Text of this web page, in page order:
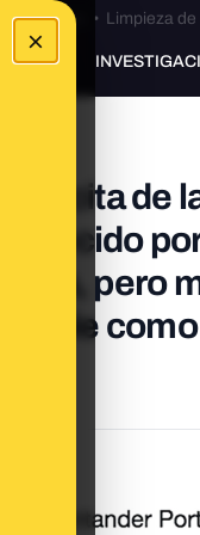
×
Bulos Ceuta • Limpieza
cita de
fallecido
pero